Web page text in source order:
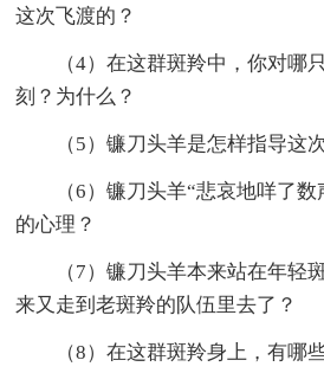
这次飞渡的？
（4）在这群斑羚中，你对哪
刻？为什么？
（5）镰刀头羊是怎样指导这次
（6）镰刀头羊“悲哀地咩了数
的心理？
（7）镰刀头羊本来站在年轻
来又走到老斑羚的队伍里去了？
（8）在这群斑羚身上，有哪些